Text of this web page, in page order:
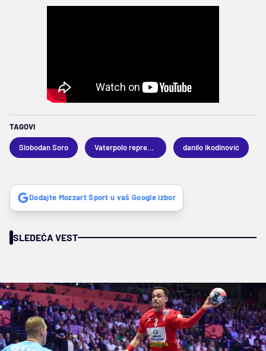
TAGOVI
Slobodan Soro danilo ikodinović
Dodajte Mozzart Sport u vaš Google izbor
SLEDEĆA VEST